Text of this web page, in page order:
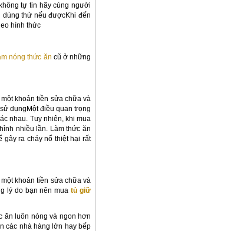
tự tin hãy cùng người
thử nếu đượcKhi đến
hình thức
nóng thức ăn cũ ở những
khoản tiền sửa chữa và
dụngMột điều quan trọng
nhau. Tuy nhiên, khi mua
nhiều lần. Làm thức ăn
ra cháy nổ thiệt hại rất
khoản tiền sửa chữa và
lý do bạn nên mua tủ giữ
ăn luôn nóng và ngon hơn
các nhà hàng lớn hay bếp